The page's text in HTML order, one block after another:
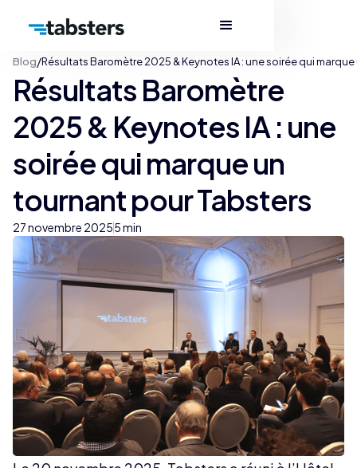
Blog/Résultats Baromètre 2025 & Keynotes IA : une soirée qui
Résultats Baromètre
2025 & Keynotes IA : une
soirée qui marque un
tournant pour Tabsters
27 novembre 20255 min